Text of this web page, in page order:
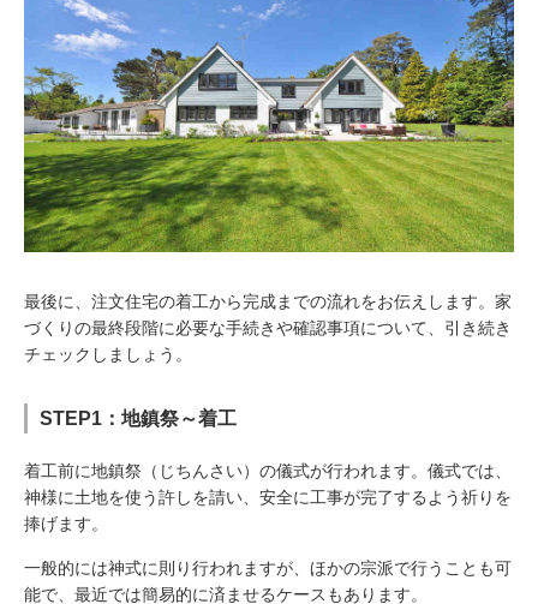
最後に、注文住宅の着工から完成までの流れをお伝えします。家
づくりの最終段階に必要な手続きや確認事項について、引き続き
チェックしましょう。
STEP1：地鎮祭～着工
着工前に地鎮祭（じちんさい）の儀式が行われます。儀式では、
神様に土地を使う許しを請い、安全に工事が完了するよう祈りを
捧げます。
一般的には神式に則り行われますが、ほかの宗派で行うことも可
能で、最近では簡易的に済ませるケースもあります。